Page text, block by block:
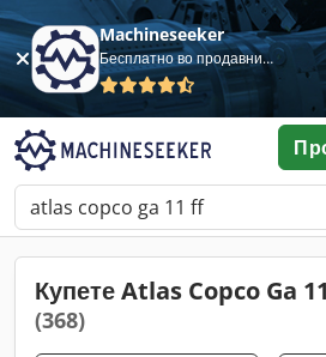
Machineseeker
Бесплатно во продавница
Купете Atlas Copco Ga
(368)